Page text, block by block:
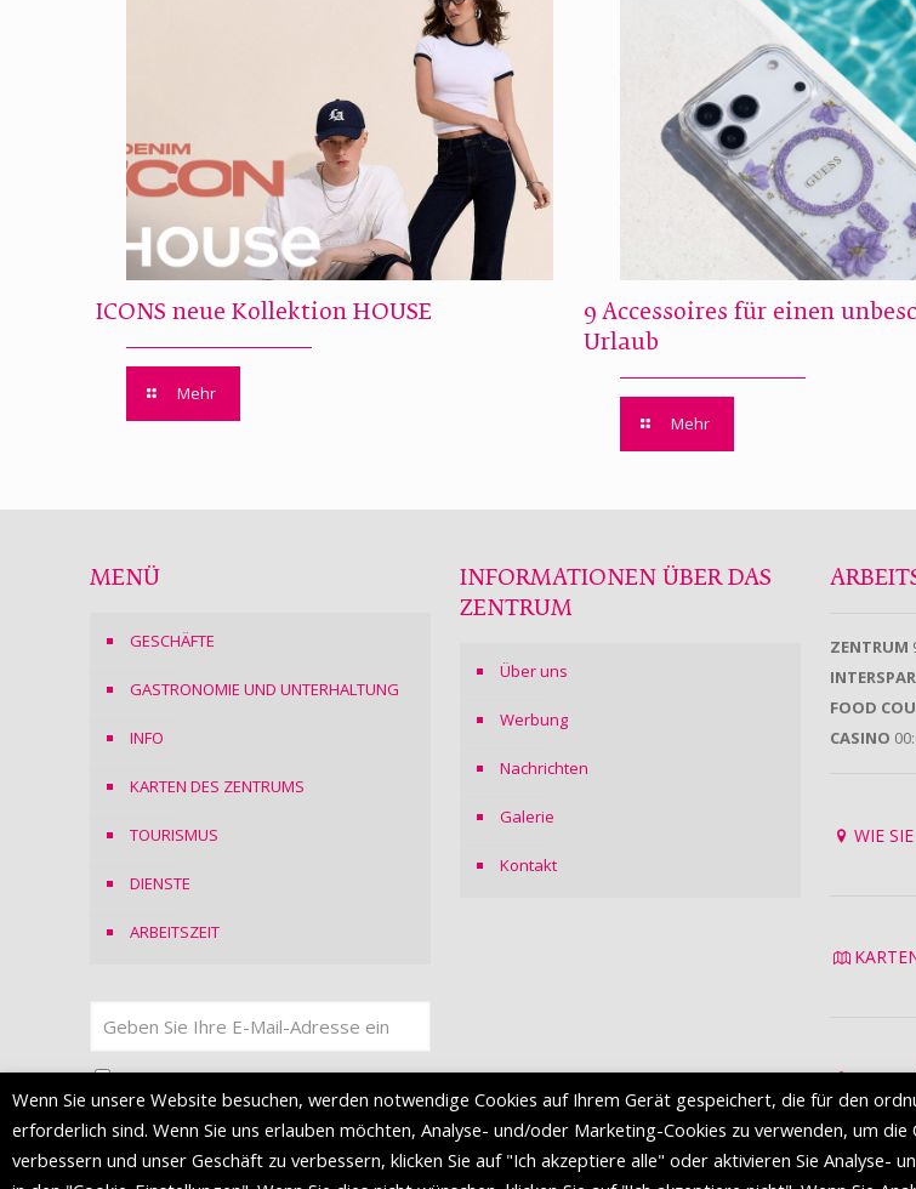
ICONS neue Kollektion HOUSE
Mehr
9 Accessoires für einen
Urlaub
Mehr
MENÜ
GESCHÄFTE
GASTRONOMIE UND UNTERHALTUNG
INFO
KARTEN DES ZENTRUMS
TOURISMUS
DIENSTE
ARBEITSZEIT
Ich stimmeder Datenschutzerklärungzu
INFORMATIONEN ÜBER DAS
ZENTRUM
Über uns
Werbung
Nachrichten
Galerie
Kontakt
ZENTRUM
INTERSPAR
FOOD
CASINO
WIE
Wenn Sie unsere Website besuchen, werden notwendige Cookies auf Ihrem Gerät gespeichert, die für den
erforderlich sind. Wenn Sie uns erlauben möchten, Analyse- und/oder Marketing-Cookies zu verwenden, um
verbessern und unser Geschäft zu verbessern, klicken Sie auf "Ich akzeptiere alle" oder aktivieren Sie Analyse-